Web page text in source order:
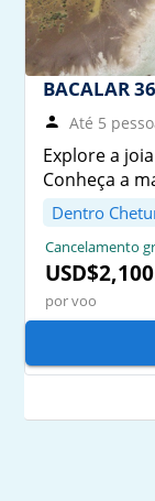
BACALAR
Até 5
Explore a
Conheça a
Dentro
Cancelamento
por voo